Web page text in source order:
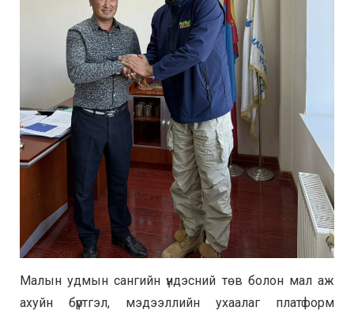
Малын удмын сангийн үндэсний төв болон мал аж
ахуйн бүртгэл, мэдээллийн ухаалаг платформ